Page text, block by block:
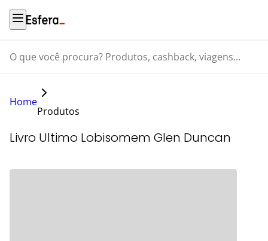
O que você procura? Produtos, cashback, viagens...
Home
Produtos
Livro Ultimo Lobisomem Glen Duncan